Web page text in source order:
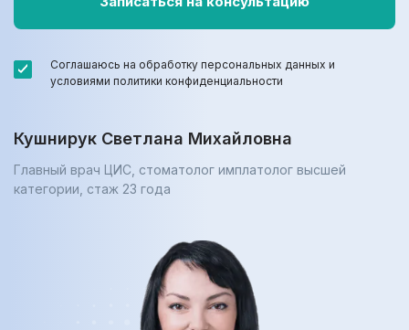
Соглашаюсь на обработку персональных данных и
условиями политики конфиденциальности
Кушнирук Светлана Михайловна
Главный врач ЦИС, стоматолог имплатолог высшей
категории, cтаж 23 года